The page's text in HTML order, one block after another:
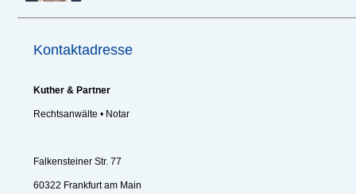
Kontaktadresse
Kuther & Partner
Rechtsanwälte • Notar
Falkensteiner Str. 77
60322 Frankfurt am Main